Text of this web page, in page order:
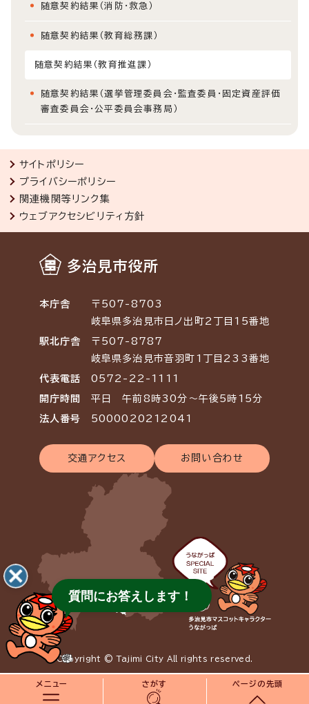
随意契約結果（消防・救急）
随意契約結果（教育総務課）
随意契約結果（教育推進課）
随意契約結果（選挙管理委員会・監査委員・固定資産評価
審査委員会・公平委員会事務局）
メニュー さがす ページの先頭
サイトポリシー
プライバシーポリシー
関連機関等リンク集
ウェブアクセシビリティ方針
多治見市役所
本庁舎
〒507-8703
岐阜県多治見市日ノ出町2丁目15番地
駅北庁舎
〒507-8787
岐阜県多治見市音羽町1丁目233番地
代表電話 0572-22-1111
開庁時間 平日 午前8時30分～午後5時15分
法人番号 5000020212041
交通アクセス お問い合わせ
Copyright © Tajimi City All rights reserved.
質問にお答えします！